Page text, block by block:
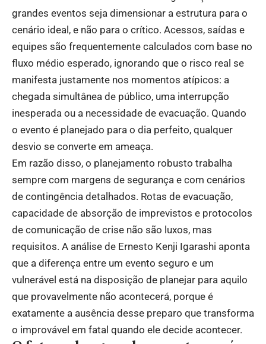
grandes eventos seja dimensionar a estrutura para o
cenário ideal, e não para o crítico. Acessos, saídas e
equipes são frequentemente calculados com base no
fluxo médio esperado, ignorando que o risco real se
manifesta justamente nos momentos atípicos: a
chegada simultânea de público, uma interrupção
inesperada ou a necessidade de evacuação. Quando
o evento é planejado para o dia perfeito, qualquer
desvio se converte em ameaça.
Em razão disso, o planejamento robusto trabalha
sempre com margens de segurança e com cenários
de contingência detalhados. Rotas de evacuação,
capacidade de absorção de imprevistos e protocolos
de comunicação de crise não são luxos, mas
requisitos. A análise de Ernesto Kenji Igarashi aponta
que a diferença entre um evento seguro e um
vulnerável está na disposição de planejar para aquilo
que provavelmente não acontecerá, porque é
exatamente a ausência desse preparo que transforma
o improvável em fatal quando ele decide acontecer.